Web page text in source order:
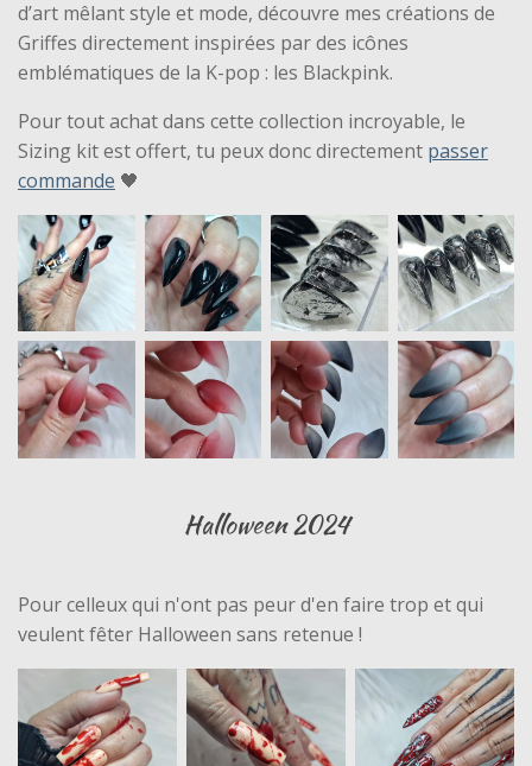
d’art mêlant style et mode, découvre mes créations de
Griffes directement inspirées par des icônes
emblématiques de la K-pop : les Blackpink.
Pour tout achat dans cette collection incroyable, le
Sizing kit est offert, tu peux donc directement passer
commande 🖤
Halloween 2024
Pour celleux qui n'ont pas peur d'en faire trop et qui
veulent fêter Halloween sans retenue !